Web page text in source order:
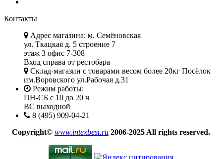
Контакты
Адрес магазина: м. Семёновская
ул. Ткацкая д. 5 строение 7
этаж 3 офис 7-308
Вход справа от рестобара
Склад-магазин с товарами весом более 20кг Посёлок
им.Воровского ул.Рабочая д.31
Режим работы:
ПН-СБ с 10 до 20 ч
ВС выходной
8 (495) 909-04-21
Copyright© www.intexbest.ru 2006-2025 All rights reserved.